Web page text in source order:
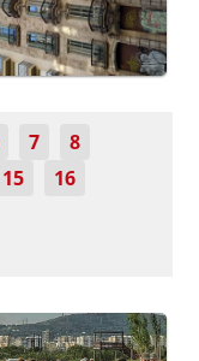
7
8
15
16